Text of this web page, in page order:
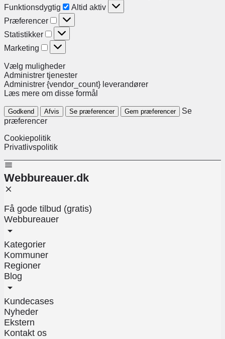
Funktionsdygtig
Altid aktiv
Præferencer
Statistikker
Marketing
Vælg muligheder
Administrer tjenester
Administrer {vendor_count} leverandører
Læs mere om disse formål
Godkend Afvis Se præferencer Gem præferencer
Se
præferencer
Cookiepolitik
Privatlivspolitik
Webbureauer.dk
Få gode tilbud (gratis)
Webbureauer
Kategorier
Kommuner
Regioner
Blog
Kundecases
Nyheder
Ekstern
Kontakt os